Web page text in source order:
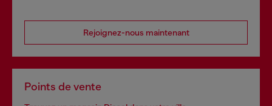
Rejoignez-nous maintenant
Points de vente